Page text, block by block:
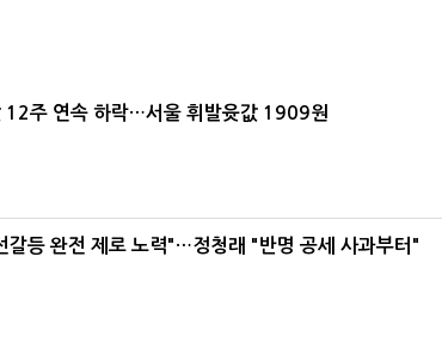
12주 연속 하락…서울 휘발윳값 1909원
갈등 완전 제로 노력"…정청래 "반명 공세 사과부터"